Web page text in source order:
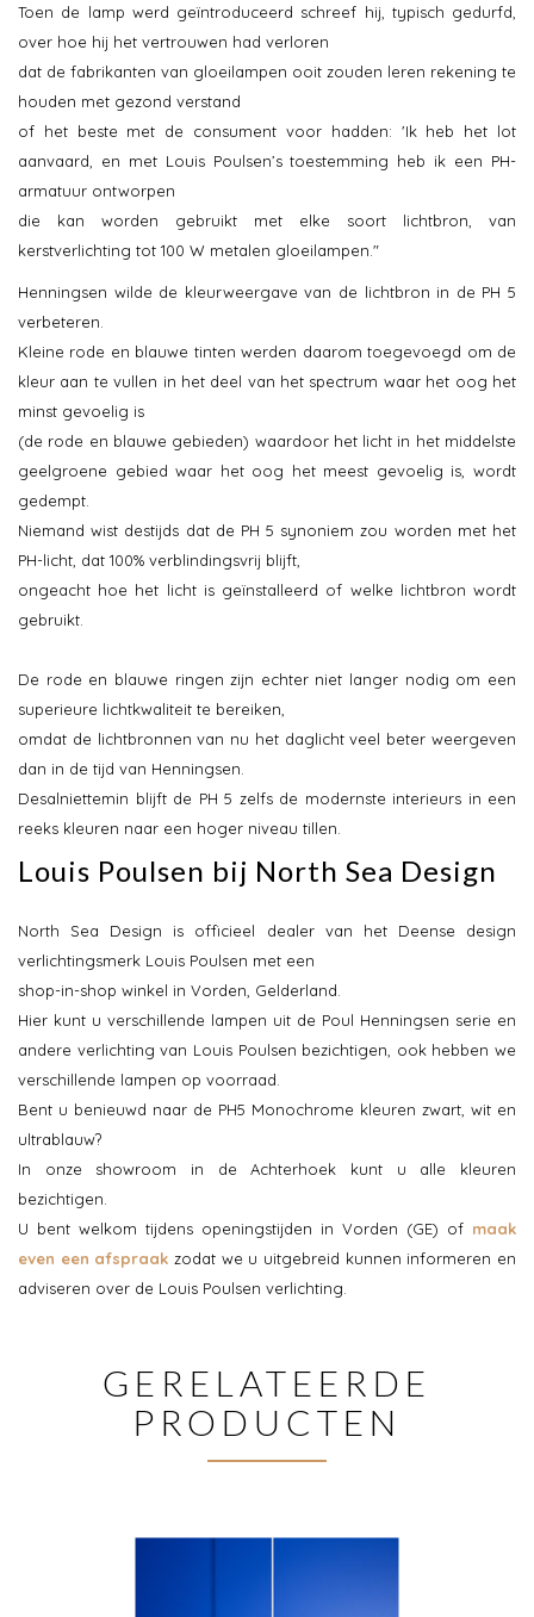
Toen de lamp werd geïntroduceerd schreef hij, typisch gedurfd,
over hoe hij het vertrouwen had verloren
dat de fabrikanten van gloeilampen ooit zouden leren rekening te
houden met gezond verstand
of het beste met de consument voor hadden: 'Ik heb het lot
aanvaard, en met Louis Poulsen’s toestemming heb ik een PH-
armatuur ontworpen
die kan worden gebruikt met elke soort lichtbron, van
kerstverlichting tot 100 W metalen gloeilampen."
Henningsen wilde de kleurweergave van de lichtbron in de PH 5
verbeteren.
Kleine rode en blauwe tinten werden daarom toegevoegd om de
kleur aan te vullen in het deel van het spectrum waar het oog het
minst gevoelig is
(de rode en blauwe gebieden) waardoor het licht in het middelste
geelgroene gebied waar het oog het meest gevoelig is, wordt
gedempt.
Niemand wist destijds dat de PH 5 synoniem zou worden met het
PH-licht, dat 100% verblindingsvrij blijft,
ongeacht hoe het licht is geïnstalleerd of welke lichtbron wordt
gebruikt.
De rode en blauwe ringen zijn echter niet langer nodig om een
superieure lichtkwaliteit te bereiken,
omdat de lichtbronnen van nu het daglicht veel beter weergeven
dan in de tijd van Henningsen.
Desalniettemin blijft de PH 5 zelfs de modernste interieurs in een
reeks kleuren naar een hoger niveau tillen.
Louis Poulsen bij North Sea Design
North Sea Design is officieel dealer van het Deense design
verlichtingsmerk Louis Poulsen met een
shop-in-shop winkel in Vorden, Gelderland.
Hier kunt u verschillende lampen uit de Poul Henningsen serie en
andere verlichting van Louis Poulsen bezichtigen, ook hebben we
verschillende lampen op voorraad.
Bent u benieuwd naar de PH5 Monochrome kleuren zwart, wit en
ultrablauw?
In onze showroom in de Achterhoek kunt u alle kleuren
bezichtigen.
U bent welkom tijdens openingstijden in Vorden (GE) of maak
even een afspraak zodat we u uitgebreid kunnen informeren en
adviseren over de Louis Poulsen verlichting.
GERELATEERDE
PRODUCTEN